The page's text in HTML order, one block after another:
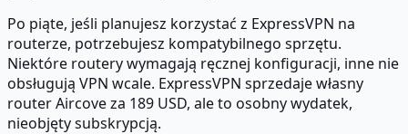
Po piąte, jeśli planujesz korzystać z ExpressVPN na
routerze, potrzebujesz kompatybilnego sprzętu.
Niektóre routery wymagają ręcznej konfiguracji, inne nie
obsługują VPN wcale. ExpressVPN sprzedaje własny
router Aircove za 189 USD, ale to osobny wydatek,
nieobjęty subskrypcją.